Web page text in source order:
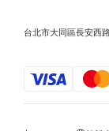
台北市大同區長安西